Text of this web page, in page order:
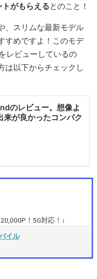
がもらえるとのこと！
、スリムな最新モデル
すめですよ！このモデ
レビューしているの
は以下からチェックし
！5G対応！↓
イル